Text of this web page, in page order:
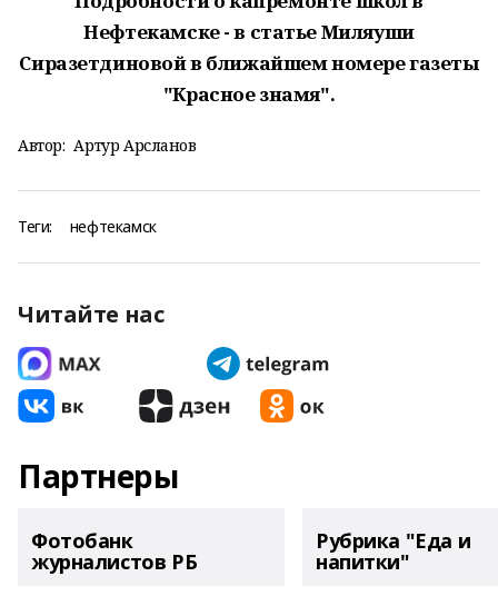
Нефтекамске - в статье Миляуши
Сиразетдиновой в ближайшем номере газеты
"Красное знамя".
Автор: Артур Арсланов
Теги: нефтекамск
Читайте нас
Партнеры
Фотобанк
журналистов РБ
Рубрика "Еда и
напитки"